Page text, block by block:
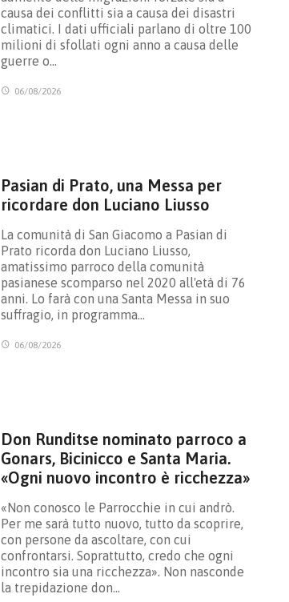
causa dei conflitti sia a causa dei disastri
climatici. I dati ufficiali parlano di oltre 100
milioni di sfollati ogni anno a causa delle
guerre o…
06/08/2026
Pasian di Prato, una Messa per
ricordare don Luciano Liusso
La comunità di San Giacomo a Pasian di
Prato ricorda don Luciano Liusso,
amatissimo parroco della comunità
pasianese scomparso nel 2020 all'età di 76
anni. Lo farà con una Santa Messa in suo
suffragio, in programma…
06/08/2026
Don Runditse nominato parroco a
Gonars, Bicinicco e Santa Maria.
«Ogni nuovo incontro è ricchezza»
«Non conosco le Parrocchie in cui andrò.
Per me sarà tutto nuovo, tutto da scoprire,
con persone da ascoltare, con cui
confrontarsi. Soprattutto, credo che ogni
incontro sia una ricchezza». Non nasconde
la trepidazione don…